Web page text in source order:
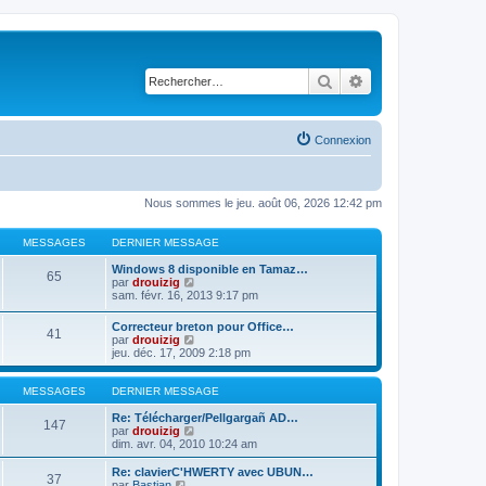
Rechercher
Connexion
Nous sommes le jeu. août 06, 2026 12:42 pm
MESSAGES DERNIER MESSAGE
65
Windows 8 disponible en Tamaz…
par drouizig
o
u
l
t
e
r
l
d
e
r
n
i
sam. févr. 16, 2013 9:17 pm
41
Correcteur breton pour Office…
par drouizig
o
n
s
u
l
t
r
l
e
jeu. déc. 17, 2009 2:18 pm
MESSAGES DERNIER MESSAGE
147
Re: Télécharger/Pellgargañ AD…
par drouizig
o
n
s
dim. avr. 04, 2010 10:24 am
37
Re: clavierC'HWERTY avec UBUN…